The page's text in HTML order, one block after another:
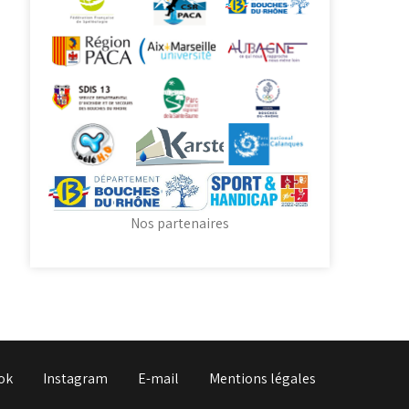
Nos partenaires
Instagram E-mail Mentions légales